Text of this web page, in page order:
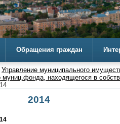
Обращения граждан
Управление муниципального
муниц.фонда, находящегося в
2014